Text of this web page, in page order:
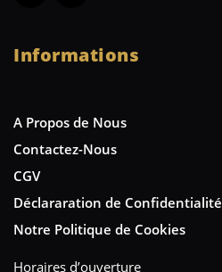
Informations
A Propos de Nous
Contactez-Nous
CGV
Déclararation de Confidentialité
Notre Politique de Cookies
Horaires d’ouverture